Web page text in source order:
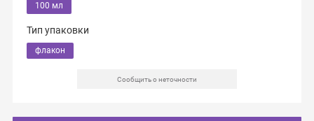
100 мл
Тип упаковки
флакон
Сообщить о неточности